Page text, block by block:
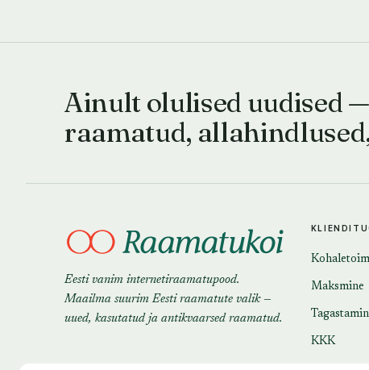
Ainult olulised uudised
raamatud,
Eesti vanim internetiraamatupood.
Maailma suurim Eesti raamatute valik —
uued, kasutatud ja antikvaarsed raamatud.
Maksmine
KKK